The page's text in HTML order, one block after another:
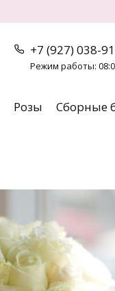
+7 (927) 038-
Режим работы:
Розы Сборные